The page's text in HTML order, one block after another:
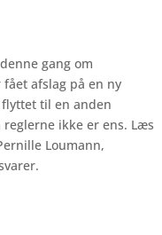
gang om
afslag på en ny
til en anden
ikke er ens. Læs
Loumann,